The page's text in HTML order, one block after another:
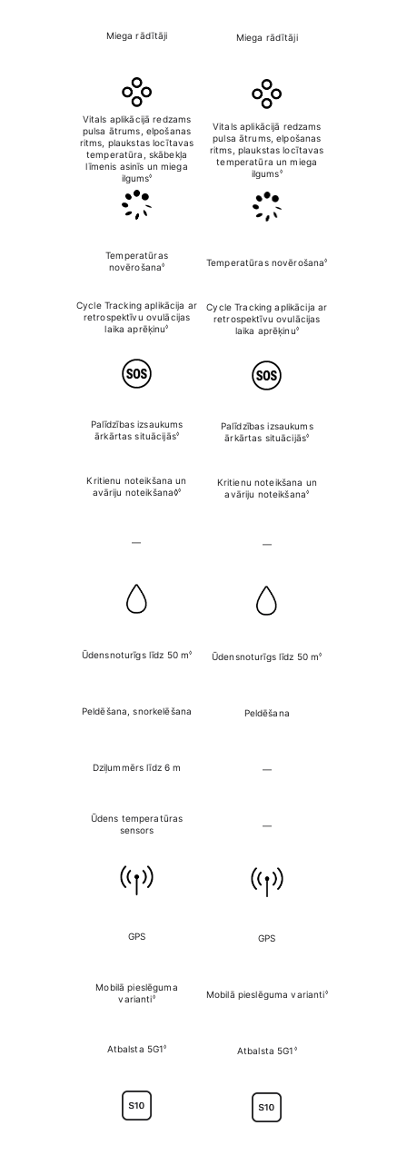
Miega rādītāji
Vitals aplikācijā redzams
pulsa ātrums, elpošanas
ritms, plaukstas locītavas
temperatūra, skābekļa
līmenis asinīs un miega
ilgums◊
Temperatūras
novērošana◊
Cycle Tracking aplikācija ar
retrospektīvu ovulācijas
laika aprēķinu◊
Palīdzības izsaukums
ārkārtas situācijās◊
Kritienu noteikšanaun
avāriju noteikšana◊◊
—
Ūdensnoturīgs līdz 50 m◊
Peldēšana, snorkelēšana
Dziļummērs līdz 6 m
Ūdens temperatūras
sensors
GPS
Mobilā pieslēguma
varianti◊
Atbalsta 5G1◊
Miega rādītāji
Vitals aplikācijā redzams
pulsa ātrums, elpošanas
ritms, plaukstas locītavas
temperatūra un miega
ilgums◊
Temperatūras novērošana◊
Cycle Tracking aplikācija ar
retrospektīvu ovulācijas
laika aprēķinu◊
Palīdzības izsaukums
ārkārtas situācijās◊
Kritienu noteikšana un
avāriju noteikšana◊
—
Ūdensnoturīgs līdz 50 m◊
Peldēšana
—
—
GPS
Mobilā pieslēguma varianti◊
Atbalsta 5G1 ◊